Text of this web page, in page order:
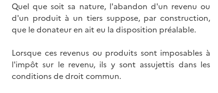
Quel que soit sa nature, l'abandon d'un revenu ou
d'un produit à un tiers suppose, par construction,
que le donateur en ait eu la disposition préalable.
Lorsque ces revenus ou produits sont imposables à
l'impôt sur le revenu, ils y sont assujettis dans les
conditions de droit commun.